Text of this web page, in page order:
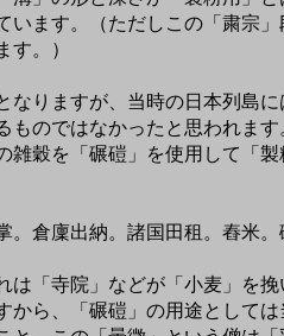
ます。（ただしこの「粛宗
す。）
りますが、当時の日本列島
のではなかったと思われま
雑穀を「碾磑」を使用して
。倉廩出納。諸国田租。舂米
「寺院」などが「小麦」を
から、「碾磑」の用途として